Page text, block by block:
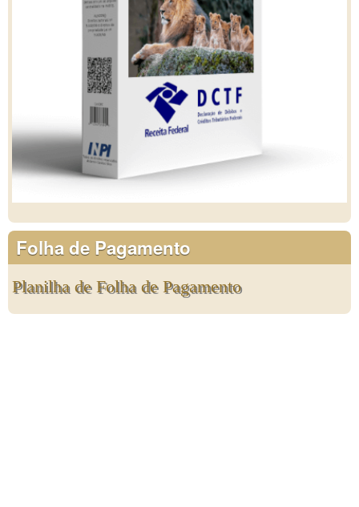
Folha de Pagamento
Planilha de Folha de Pagamento